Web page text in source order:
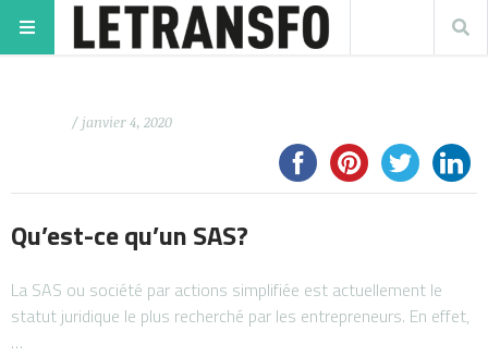
/ janvier 4, 2020
Qu’est-ce qu’un SAS?
La SAS ou société par actions simplifiée est actuellement le
statut juridique le plus recherché par les entrepreneurs. En effet,
…